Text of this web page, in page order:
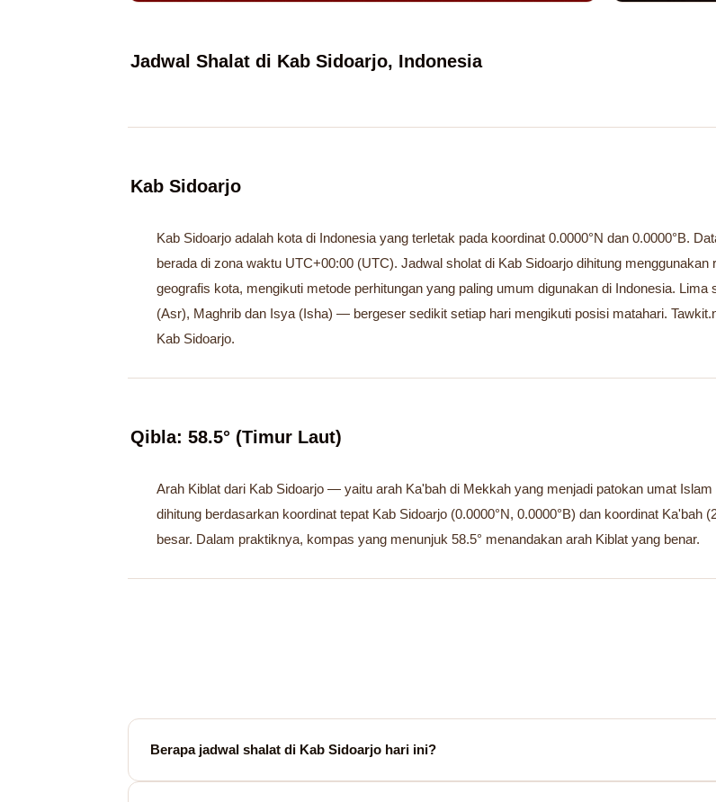
Jadwal Shalat di Kab Sidoarjo, Indonesia
Kab Sidoarjo
Kab Sidoarjo adalah kota di Indonesia yang terletak pada koordinat 0.0000°N dan 0.0000°B.
berada di zona waktu UTC+00:00 (UTC). Jadwal sholat di Kab Sidoarjo dihitung
geografis kota, mengikuti metode perhitungan yang paling umum digunakan di Indonesia.
(Asr), Maghrib dan Isya (Isha) — bergeser sedikit setiap hari mengikuti posisi matahari.
Kab Sidoarjo.
Qibla: 58.5° (Timur Laut)
Arah Kiblat dari Kab Sidoarjo — yaitu arah Ka'bah di Mekkah yang menjadi patokan umat
dihitung berdasarkan koordinat tepat Kab Sidoarjo (0.0000°N, 0.0000°B) dan koordinat Ka'bah
besar. Dalam praktiknya, kompas yang menunjuk 58.5° menandakan arah Kiblat yang benar.
Berapa jadwal shalat di Kab Sidoarjo hari ini?